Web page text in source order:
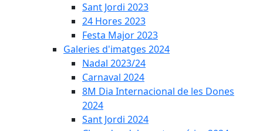
Sant Jordi 2023
24 Hores 2023
Festa Major 2023
Galeries d'imatges 2024
Nadal 2023/24
Carnaval 2024
8M Dia Internacional de les Dones
2024
Sant Jordi 2024